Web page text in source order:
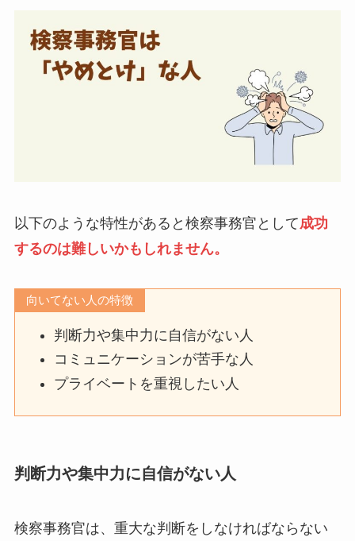
以下のような特性があると検察事務官として成功
するのは難しいかもしれません。
向いてない人の特徴
判断力や集中力に自信がない人
コミュニケーションが苦手な人
プライベートを重視したい人
判断力や集中力に自信がない人
検察事務官は、重大な判断をしなければならない